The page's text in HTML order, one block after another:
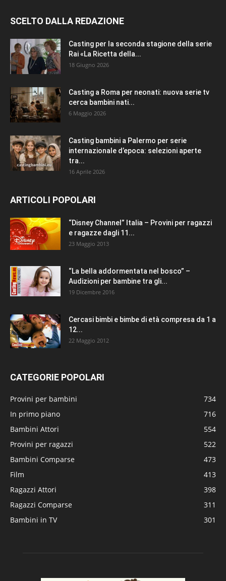
SCELTO DALLA REDAZIONE
Casting per la seconda stagione della serie
Rai «La Ricetta della...
18 Giugno 2026
Casting a Roma per neonati: nuova serie tv
cerca bambini nati...
6 Maggio 2026
Casting bambini a Palermo per serie
internazionale d’epoca: selezioni aperte
tra...
16 Aprile 2026
ARTICOLI POPOLARI
“Disney Channel” Italia – Provini per ragazzi
e ragazze dagli 11...
23 Maggio 2013
“La bella addormentata nel bosco” –
Audizioni per bambine tra gli...
19 Dicembre 2016
Cercasi bimbi e bimbe di età compresa da 1 a
12...
22 Maggio 2012
CATEGORIE POPOLARI
Provini per bambini
734
In primo piano
716
Bambini Attori
554
Provini per ragazzi
522
Bambini Comparse
473
Film
413
Ragazzi Attori
398
Ragazzi Comparse
311
Bambini in TV
301